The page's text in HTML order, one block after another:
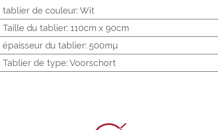
tablier de couleur: Wit
Taille du tablier: 110cm x 90cm
épaisseur du tablier: 500mµ
Tablier de type: Voorschort